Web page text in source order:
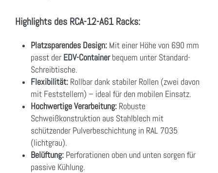
Highlights des RCA-12-A61 Racks:
Platzsparendes Design: Mit einer Höhe von 690 mm
passt der EDV-Containerbequem unter Standard-
Schreibtische.
Flexibilität: Rollbar dank stabiler Rollen (zwei davon
mit Feststellern) – ideal für den mobilen Einsatz.
Hochwertige Verarbeitung: Robuste
Schweißkonstruktion aus Stahlblech mit
schützender Pulverbeschichtung in RAL 7035
(lichtgrau).
Belüftung: Perforationen oben und unten sorgen für
passive Kühlung.